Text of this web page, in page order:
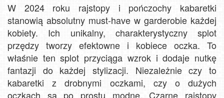
W 2024 roku rajstopy i pończochy kabaretki
stanowią absolutny must-have w garderobie każdej
kobiety. Ich unikalny, charakterystyczny splot
przędzy tworzy efektowne i kobiece oczka. To
właśnie ten splot przyciąga wzrok i dodaje nutkę
fantazji do każdej stylizacji. Niezależnie czy to
kabaretki z drobnymi oczkami, czy o dużych
oczkach są po prostu modne. Czarne rajstopy